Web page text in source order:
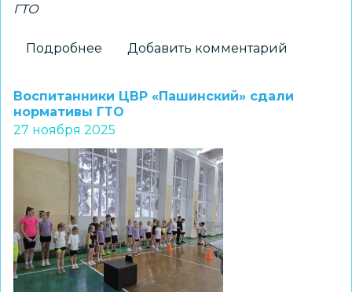
ГТО
Подробнее
«Каравеллы»
сдали
нормативы
ГТО
Добавить комментарий
Воспитанники ЦВР «Пашинский» сдали
нормативы ГТО
27 ноября 2025